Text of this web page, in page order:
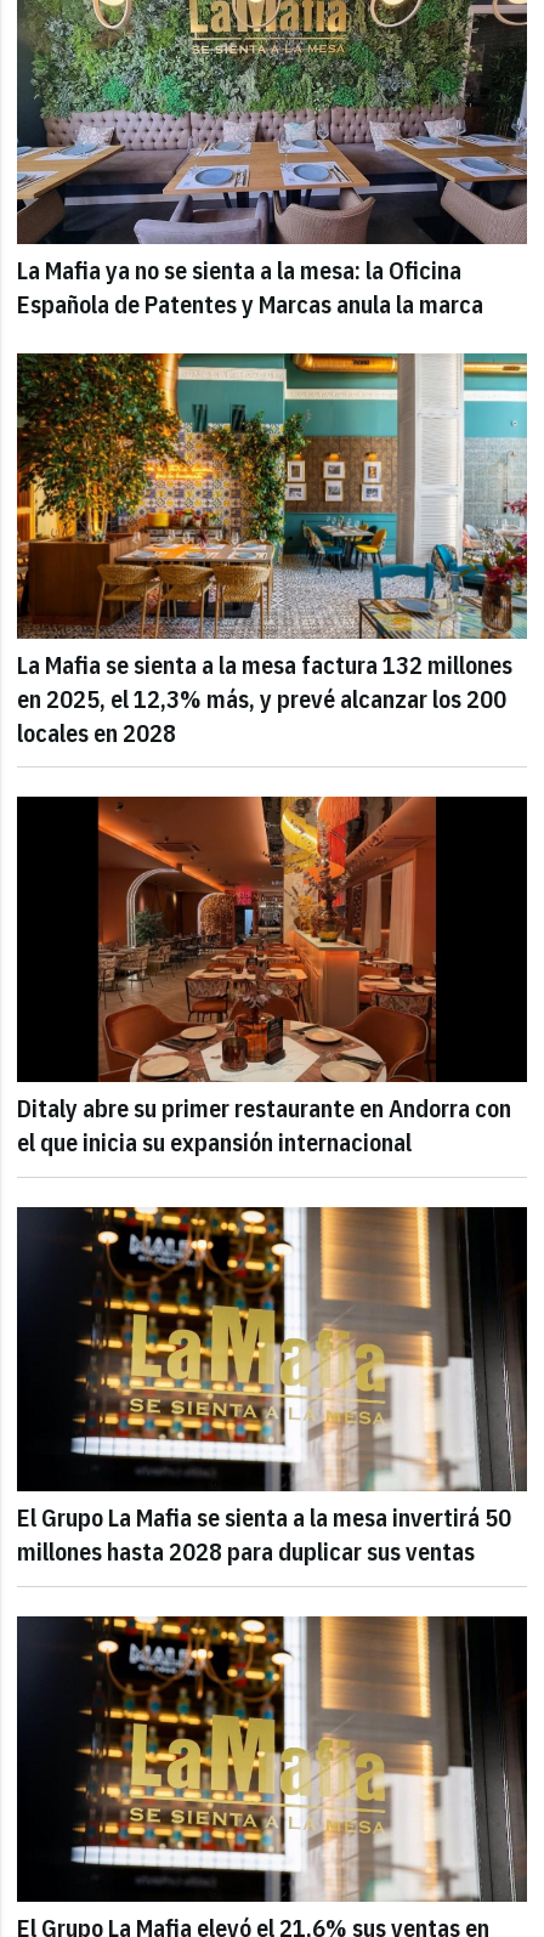
La Mafia ya no se sienta a la mesa: la Oficina
Española de Patentes y Marcas anula la marca
La Mafia se sienta a la mesa factura 132 millones
en 2025, el 12,3% más, y prevé alcanzar los 200
locales en 2028
Ditaly abre su primer restaurante en Andorra con
el que inicia su expansión internacional
El Grupo La Mafia se sienta a la mesa invertirá 50
millones hasta 2028 para duplicar sus ventas
El Grupo La Mafia elevó el 21,6% sus ventas en